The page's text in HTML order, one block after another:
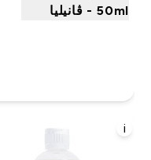
50ml - ڤانيليا
i